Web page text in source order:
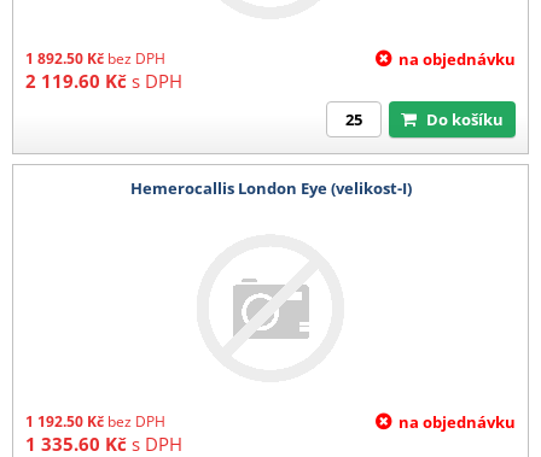
1 892.50 Kč bez DPH
2 119.60 Kč s DPH
na objednávku
Do košíku
Hemerocallis London Eye (velikost-I)
1 192.50 Kč bez DPH
1 335.60 Kč s DPH
na objednávku